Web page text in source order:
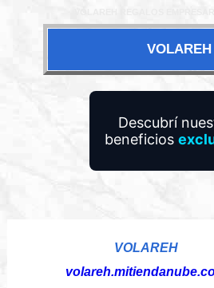
VOLAREH
Descubrí
beneficios
VOLAREH